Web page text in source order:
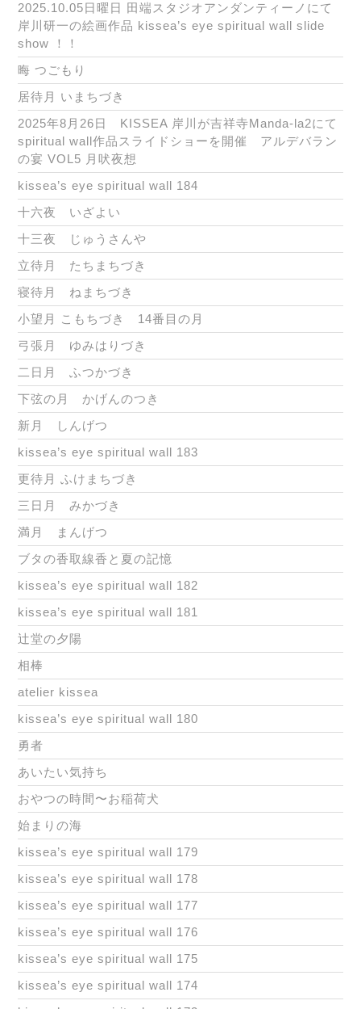
2025.10.05日曜日 田端スタジオアンダンティーノにて
岸川研一の絵画作品 kissea’s eye spiritual wall slide
show ！！
晦 つごもり
居待月 いまちづき
2025年8月26日 KISSEA 岸川が吉祥寺Manda-la2にて
spiritual wall作品スライドショーを開催 アルデバラン
の宴 VOL5 月吠夜想
kissea’s eye spiritual wall 184
十六夜 いざよい
十三夜 じゅうさんや
立待月 たちまちづき
寝待月 ねまちづき
小望月 こもちづき 14番目の月
弓張月 ゆみはりづき
二日月 ふつかづき
下弦の月 かげんのつき
新月 しんげつ
kissea’s eye spiritual wall 183
更待月 ふけまちづき
三日月 みかづき
満月 まんげつ
ブタの香取線香と夏の記憶
kissea’s eye spiritual wall 182
kissea’s eye spiritual wall 181
辻堂の夕陽
相棒
atelier kissea
kissea’s eye spiritual wall 180
勇者
あいたい気持ち
おやつの時間〜お稲荷犬
始まりの海
kissea’s eye spiritual wall 179
kissea’s eye spiritual wall 178
kissea’s eye spiritual wall 177
kissea’s eye spiritual wall 176
kissea’s eye spiritual wall 175
kissea’s eye spiritual wall 174